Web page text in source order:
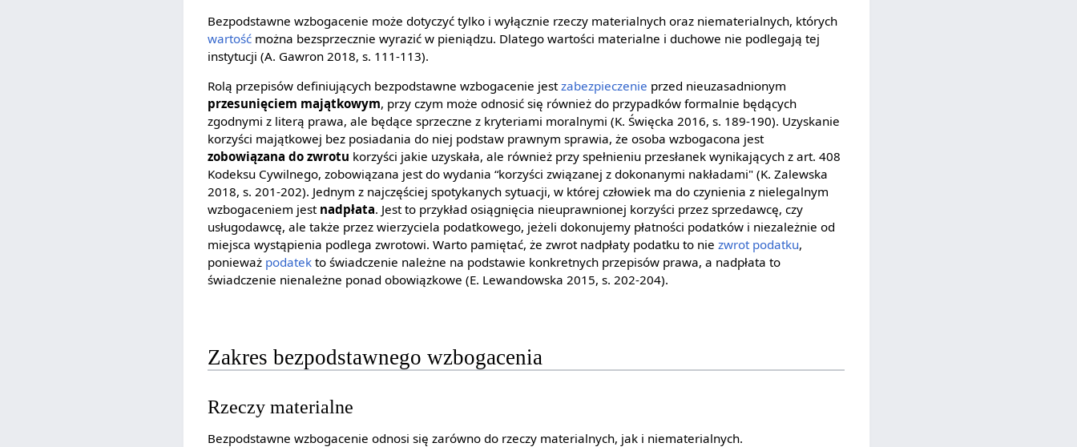
Bezpodstawne wzbogacenie może dotyczyć tylko i wyłącznie rzeczy materialnych oraz niematerialnych, których
wartość można bezsprzecznie wyrazić w pieniądzu. Dlatego wartości materialne i duchowe nie podlegają tej
instytucji (A. Gawron 2018, s. 111-113).
Rolą przepisów definiujących bezpodstawne wzbogacenie jestzabezpieczenie przed nieuzasadnionym
przesunięciem majątkowym, przy czym może odnosić się również do przypadków formalnie będących
zgodnymi z literą prawa, ale będące sprzeczne z kryteriami moralnymi (K. Święcka 2016, s. 189-190). Uzyskanie
korzyści majątkowej bez posiadania do niej podstaw prawnym sprawia, że osoba wzbogacona jest
zobowiązana do zwrotu korzyści jakie uzyskała, ale również przy spełnieniu przesłanek wynikających z art. 408
Kodeksu Cywilnego, zobowiązana jest do wydania “korzyści związanej z dokonanymi nakładami" (K. Zalewska
2018, s. 201-202). Jednym z najczęściej spotykanych sytuacji, w której człowiek ma do czynienia z nielegalnym
wzbogaceniem jest nadpłata. Jest to przykład osiągnięcia nieuprawnionej korzyści przez sprzedawcę, czy
usługodawcę, ale także przez wierzyciela podatkowego, jeżeli dokonujemy płatności podatków i niezależnie od
miejsca wystąpienia podlega zwrotowi. Warto pamiętać, że zwrot nadpłaty podatku to niezwrot podatku,
ponieważ podatek to świadczenie należne na podstawie konkretnych przepisów prawa, a nadpłata to
świadczenie nienależne ponad obowiązkowe (E. Lewandowska 2015, s. 202-204).
Zakres bezpodstawnego wzbogacenia
Rzeczy materialne
Bezpodstawne wzbogacenie odnosi się zarówno do rzeczy materialnych, jak i niematerialnych.